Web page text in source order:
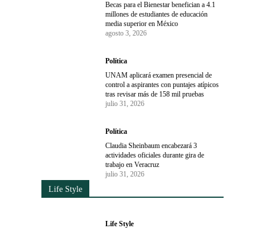
Becas para el Bienestar benefician a 4.1
millones de estudiantes de educación
media superior en México
agosto 3, 2026
Política
UNAM aplicará examen presencial de
control a aspirantes con puntajes atípicos
tras revisar más de 158 mil pruebas
julio 31, 2026
Política
Claudia Sheinbaum encabezará 3
actividades oficiales durante gira de
trabajo en Veracruz
julio 31, 2026
Life Style
Life Style